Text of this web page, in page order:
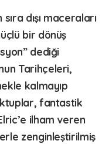
dışı maceraları
bir dönüş
dediği
Tarihçeleri,
kalmayıp
fantastik
ilham veren
zenginleştirilmiş